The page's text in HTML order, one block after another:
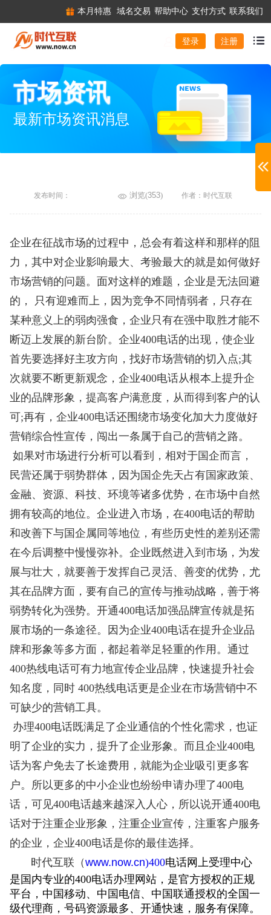
本月特惠 域名交易 帮助中心 支付方式 联系我们
登录 注册
市场资讯
最新市场资讯消息
发布时间： 浏览(353) 作者：时代互联
企业在征战市场的过程中，总会有着这样和那样的阻
力，其中对企业影响最大、考验最大的就是如何做好
市场营销的问题。面对这样的难题，企业是无法回避
的， 只有迎难而上，因为竞争不同情弱者，只存在
某种意义上的弱肉强食，企业只有在强中取胜才能不
断迈上发展的新台阶。企业400电话的出现，使企业
首先要选择好主攻方向，找好市场营销的切入点;其
次就要不断更新观念，企业400电话从根本上提升企
业的品牌形象，提高客户满意度，从而得到客户的认
可;再有，企业400电话还围绕市场变化加大力度做好
营销综合性宣传，闯出一条属于自己的营销之路。
如果对市场进行分析可以看到，相对于国企而言，
民营还属于弱势群体，因为国企先天占有国家政策、
金融、资源、科技、环境等诸多优势，在市场中自然
拥有较高的地位。企业进入市场，在400电话的帮助
和改善下与国企属同等地位，有些历史性的差别还需
在今后调整中慢慢弥补。企业既然进入到市场，为发
展与壮大，就要善于发挥自己灵活、善变的优势，尤
其在品牌方面，要有自己的宣传与推动战略，善于将
弱势转化为强势。开通400电话加强品牌宣传就是拓
展市场的一条途径。因为企业400电话在提升企业品
牌和形象等多方面，都起着举足轻重的作用。通过
400热线电话可有力地宣传企业品牌，快速提升社会
知名度，同时 400热线电话更是企业在市场营销中不
可缺少的营销工具。
办理400电话既满足了企业通信的个性化需求，也证
明了企业的实力，提升了企业形象。而且企业400电
话为客户免去了长途费用，就能为企业吸引更多客
户。所以更多的中小企业也纷纷申请办理了400电
话，可见400电话越来越深入人心，所以说开通400电
话对于注重企业形象，注重企业宣传，注重客户服务
的企业，企业400电话是你的最佳选择。
时代互联（www.now.cn)400电话网上受理中心
是国内专业的400电话办理网站，是官方授权的正规
平台，中国移动、 中国电信、中国联通授权的全国一
级代理商，号码资源最多、开通快速，服务有保障。